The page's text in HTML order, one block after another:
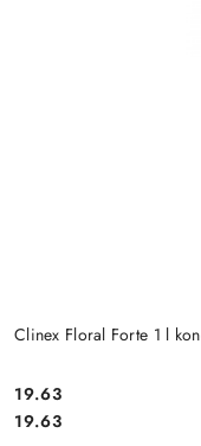
Clinex Floral Forte 1 l
Cena:
19.63
Cena:
19.63